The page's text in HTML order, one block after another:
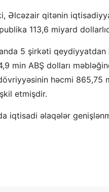
Əlcəzair qitənin
113,6 miyard
5 şirkəti
min ABŞ dolları
həcmi 865,75
etmişdir.
iqtisadi əlaqələr